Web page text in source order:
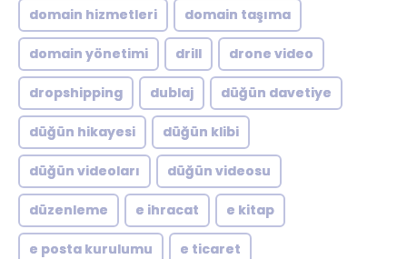
domain hizmetleri domain taşıma
domain yönetimi drill drone video
dropshipping dublaj düğün davetiye
düğün hikayesi düğün klibi
düğün videoları düğün videosu
düzenleme e ihracat e kitap
e posta kurulumu e ticaret